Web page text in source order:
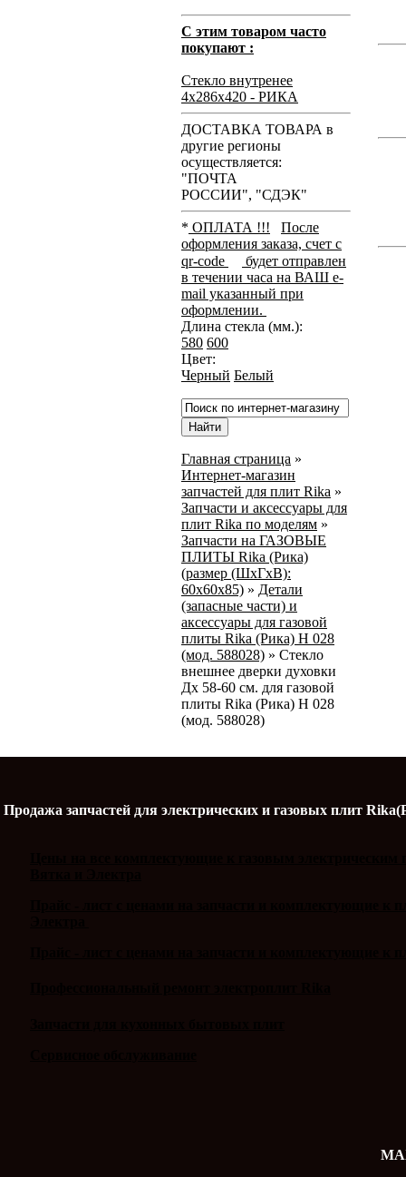
С этим товаром часто
покупают :
Стекло внутренее
4х286х420 - РИКА
ДОСТАВКА ТОВАРА в
другие регионы
осуществляется:
"ПОЧТА
РОССИИ", "СДЭК"
* ОПЛАТА !!!
После
оформления заказа, счет с
qr-code
будет отправлен
в течении часа на ВАШ e-
mail указанный при
оформлении.
Длина стекла (мм.):
580 600
Цвет:
Черный Белый
Главная страница »
Интернет-магазин
запчастей для плит Rika »
Запчасти и аксессуары для
плит Rika по моделям »
Запчасти на ГАЗОВЫЕ
ПЛИТЫ Rika (Рика)
(размер (ШхГхВ):
60х60х85) » Детали
(запасные части) и
аксессуары для газовой
плиты Rika (Рика) Н 028
(мод. 588028) » Стекло
внешнее дверки духовки
Дх 58-60 см. для газовой
плиты Rika (Рика) Н 028
(мод. 588028)
Продажа запчастей для электрических и газовых плит